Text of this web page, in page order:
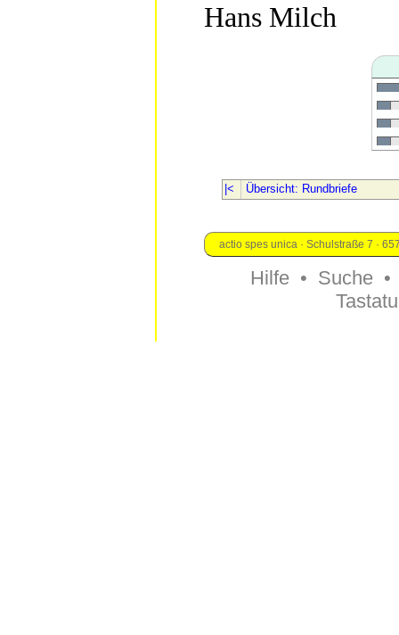
Hans Milch
Übersicht: Rundbriefe
actio spes unica · Schulstraße 7 ·
Hilfe • Suche